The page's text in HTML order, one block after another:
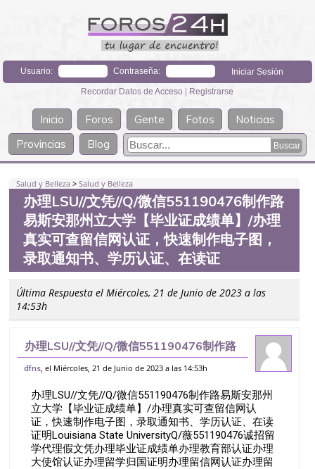
Usuario: Contraseña:
Recordar Datos de Acceso | Registrarse
Inicio Foros Gente Fotos
Noticias
Provincias
Blog
Salud y Belleza >Salud y Belleza
办理LSU//文凭//Q/微信551190476制作路
易斯安那州立大学【毕业证成绩单】/办理
真实可查留信网认证，快速制作电子图，
录取通知书、学历认证、在读证
Última Respuesta el Miércoles, 21 de Junio de 2023 a las
14:53h
办理LSU//文凭//Q/微信551190476制作路
易斯安那州立大学【毕业证成绩单】/办理
取通知书、学历认证、在读证
dfns , el Miércoles, 21 de Junio de 2023 a las 14:53h
办理LSU//文凭//Q/微信551190476制作路易斯安那州
立大学【毕业证成绩单】/办理真实可查留信网认
证，快速制作电子图，录取通知书、学历认证、在读
证明Louisiana State UniversityQ/薇551190476诚招留
学代理假文凭办理毕业证成绩单办理教育部认证办理
大使馆认证办理留学归国证明办理留信网认证办理留